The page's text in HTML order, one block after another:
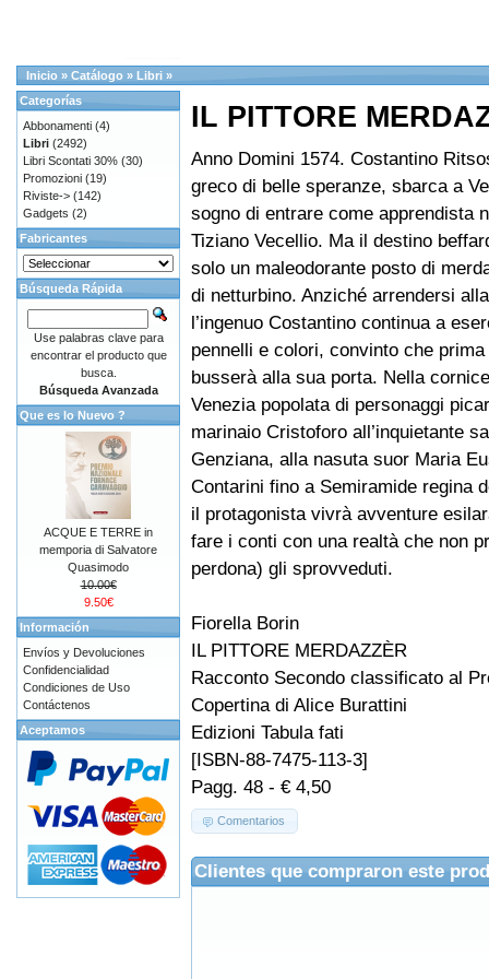
Inicio » Catálogo » Libri »
IL PITTORE
Anno Domini 1574. Costantino
greco di belle speranze, sbarca a
sogno di entrare come apprendista
Tiziano Vecellio. Ma il destino
solo un maleodorante posto di
di netturbino. Anziché arrendersi
l’ingenuo Costantino continua a
pennelli e colori, convinto che
busserà alla sua porta. Nella
Venezia popolata di personaggi
marinaio Cristoforo all’inquietante
Genziana, alla nasuta suor Maria
Contarini fino a Semiramide regina
il protagonista vivrà avventure
fare i conti con una realtà che non
perdona) gli sprovveduti.
Fiorella Borin
IL PITTORE MERDAZZÈR
Racconto Secondo classificato al
Copertina di Alice Burattini
Edizioni Tabula fati
[ISBN-88-7475-113-3]
Pagg. 48 - € 4,50
Comentarios
Clientes que compraron este
Categorías
Abbonamenti (4)
Libri (2492)
Libri Scontati 30% (30)
Promozioni (19)
Riviste-> (142)
Gadgets (2)
Fabricantes
Búsqueda Rápida
Use palabras clave para
encontrar el producto que
busca.
Búsqueda Avanzada
Que es lo Nuevo ?
ACQUE E TERRE in
memporia di Salvatore
Quasimodo
10.00€
9.50€
Información
Envíos y Devoluciones
Confidencialidad
Condiciones de Uso
Contáctenos
Aceptamos